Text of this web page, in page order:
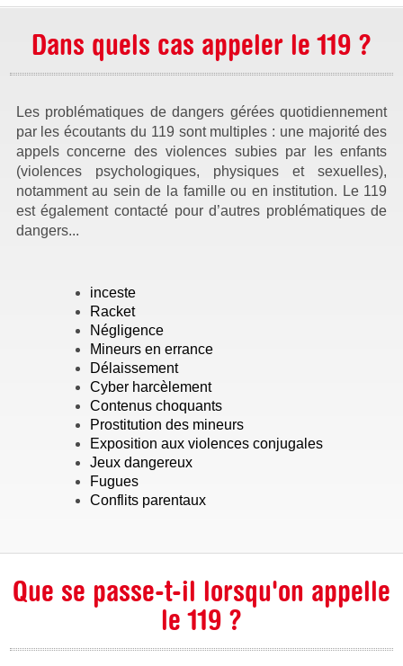
Dans quels cas appeler le 119 ?
Les problématiques de dangers gérées quotidiennement
par les écoutants du 119 sont multiples : une majorité des
appels concerne des violences subies par les enfants
(violences psychologiques, physiques et sexuelles),
notamment au sein de la famille ou en institution. Le 119
est également contacté pour d’autres problématiques de
dangers...
inceste
Racket
Négligence
Mineurs en errance
Délaissement
Cyber harcèlement
Contenus choquants
Prostitution des mineurs
Exposition aux violences conjugales
Jeux dangereux
Fugues
Conflits parentaux
Que se passe-t-il lorsqu'on appelle
le 119 ?